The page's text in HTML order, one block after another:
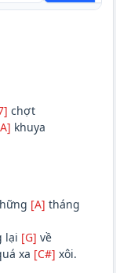
chợt
khuya
[A] tháng
lại [G] về
xa [C#] xôi.